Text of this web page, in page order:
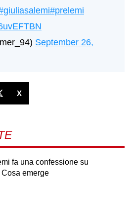
#prelemi
September 26,
X
fa una confessione su
emerge